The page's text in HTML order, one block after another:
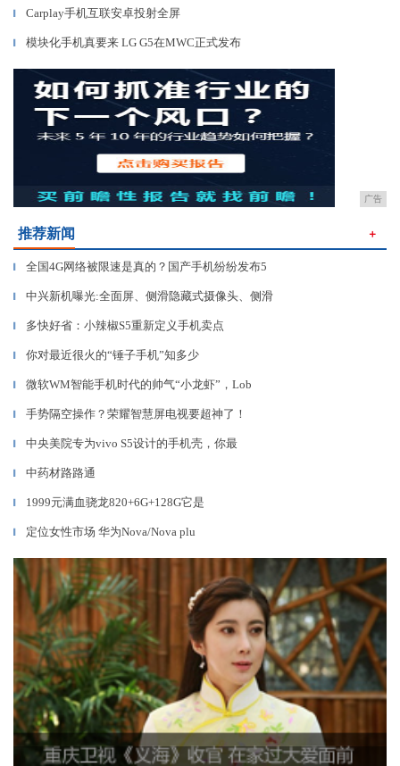
▎ Carplay手机互联安卓投射全屏
▎ 模块化手机真要来 LG G5在MWC正式发布
广告
推荐新闻 ＋
▎ 全国4G网络被限速是真的？国产手机纷纷发布5
▎ 中兴新机曝光:全面屏、侧滑隐藏式摄像头、侧滑
▎ 多快好省：小辣椒S5重新定义手机卖点
▎ 你对最近很火的“锤子手机”知多少
▎ 微软WM智能手机时代的帅气“小龙虾”，Lob
▎ 手势隔空操作？荣耀智慧屏电视要超神了！
▎ 中央美院专为vivo S5设计的手机壳，你最
▎ 中药材路路通
▎ 1999元满血骁龙820+6G+128G它是
▎ 定位女性市场 华为Nova/Nova plu